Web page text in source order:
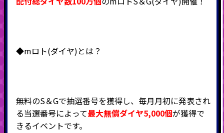
◆mロト(ダイヤ)とは？
無料のS＆Gで抽選番号を獲得し、毎月月初に発表され
る当選番号によって最大無償ダイヤ5,000個が獲得で
きるイベントです。